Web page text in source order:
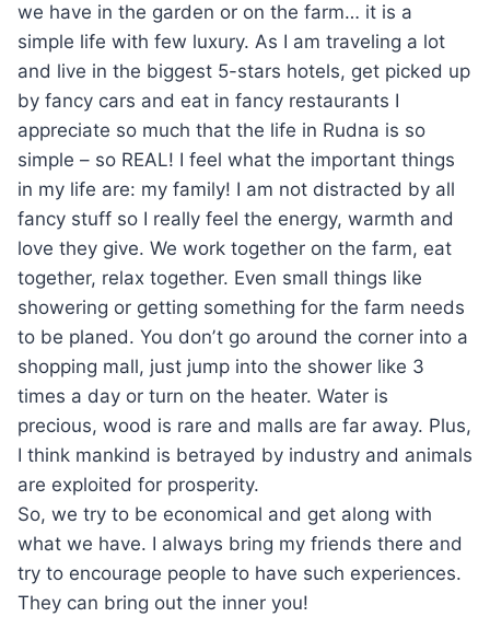
we have in the garden or on the farm… it is a
simple life with few luxury. As I am traveling a lot
and live in the biggest 5-stars hotels, get picked up
by fancy cars and eat in fancy restaurants I
appreciate so much that the life in Rudna is so
simple – so REAL! I feel what the important things
in my life are: my family! I am not distracted by all
fancy stuff so I really feel the energy, warmth and
love they give. We work together on the farm, eat
together, relax together. Even small things like
showering or getting something for the farm needs
to be planed. You donʼt go around the corner into a
shopping mall, just jump into the shower like 3
times a day or turn on the heater. Water is
precious, wood is rare and malls are far away. Plus,
I think mankind is betrayed by industry and animals
are exploited for prosperity.
So, we try to be economical and get along with
what we have. I always bring my friends there and
try to encourage people to have such experiences.
They can bring out the inner you!